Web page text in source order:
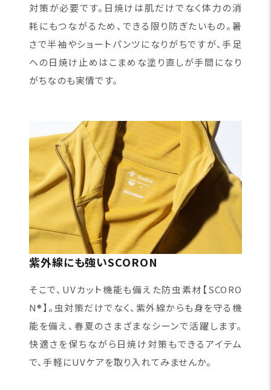
対策が必要です。日焼けは肌だけでなく体力の消
耗にもつながるため、できる限り防ぎたいもの。暑
さで半袖やショートパンツになりがちですが、手足
への日焼け止めはこまめな塗り直しが手間になり
がちなのも実情です。
紫外線にも強いSCORON
そこで、UVカット機能も備えた防虫素材【SCORO
N®】。虫対策だけでなく、紫外線からも身を守る機
能を備え、春夏のさまざまなシーンで活躍します。
快適さを保ちながら日焼け対策もできるアイテム
で、手軽にUVケアを取り入れてみませんか。